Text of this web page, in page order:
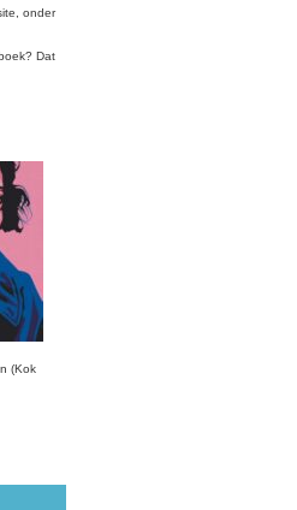
onder
Dat
(Kok